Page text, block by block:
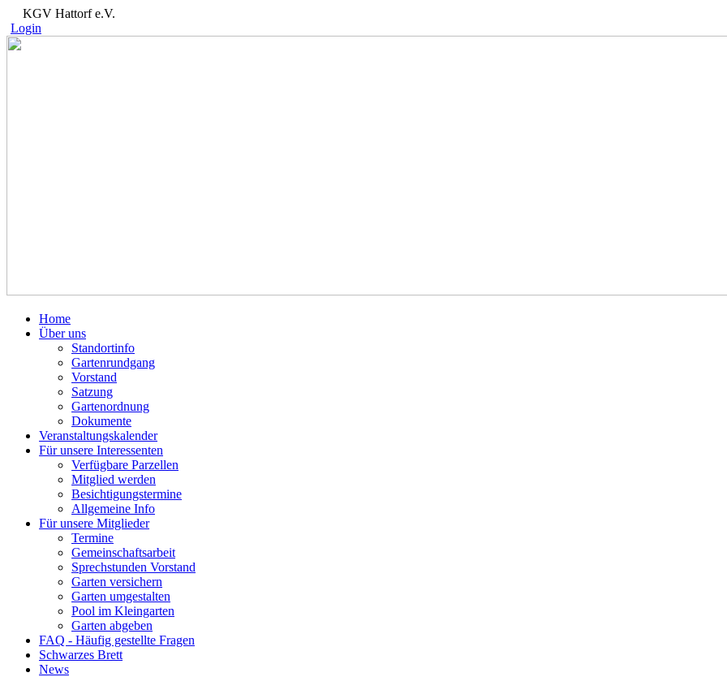
KGV Hattorf e.V.
Login
Home
Über uns
Standortinfo
Gartenrundgang
Vorstand
Satzung
Gartenordnung
Dokumente
Veranstaltungskalender
Für unsere Interessenten
Verfügbare Parzellen
Mitglied werden
Besichtigungstermine
Allgemeine Info
Für unsere Mitglieder
Termine
Gemeinschaftsarbeit
Sprechstunden Vorstand
Garten versichern
Garten umgestalten
Pool im Kleingarten
Garten abgeben
FAQ - Häufig gestellte Fragen
Schwarzes Brett
News